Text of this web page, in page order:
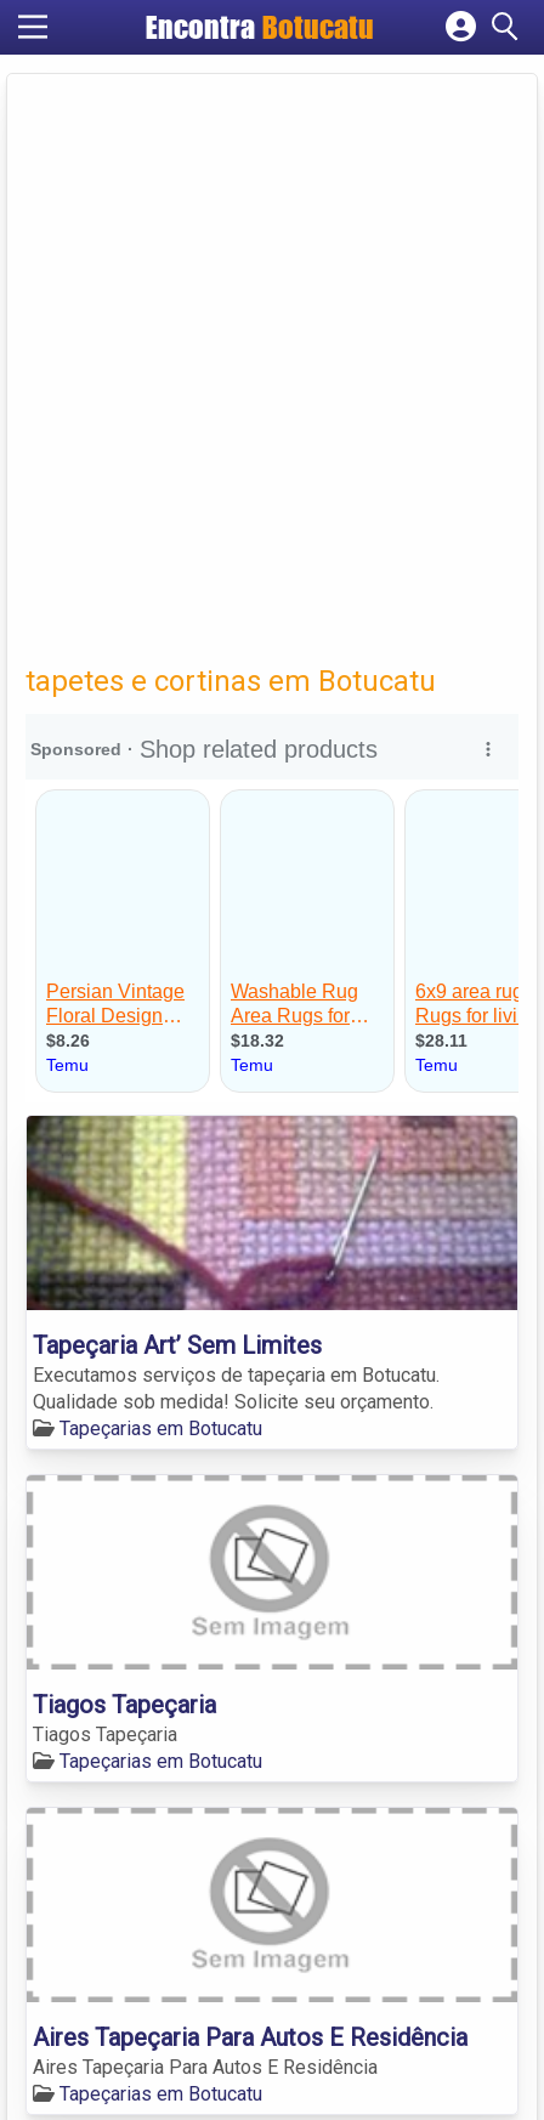
EncontraBotucatu
Cadastrar empresa
tapetes e cortinas em Botucatu
Tapeçaria Art’ Sem Limites
Executamos serviços de tapeçaria em Botucatu.
Qualidade sob medida! Solicite seu orçamento.
Tapeçarias em Botucatu
Tiagos Tapeçaria
Tiagos Tapeçaria
Tapeçarias em Botucatu
Aires Tapeçaria Para Autos E Residência
Aires Tapeçaria Para Autos E Residência
Tapeçarias em Botucatu